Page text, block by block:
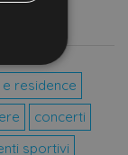
residence
concerti
sportivi